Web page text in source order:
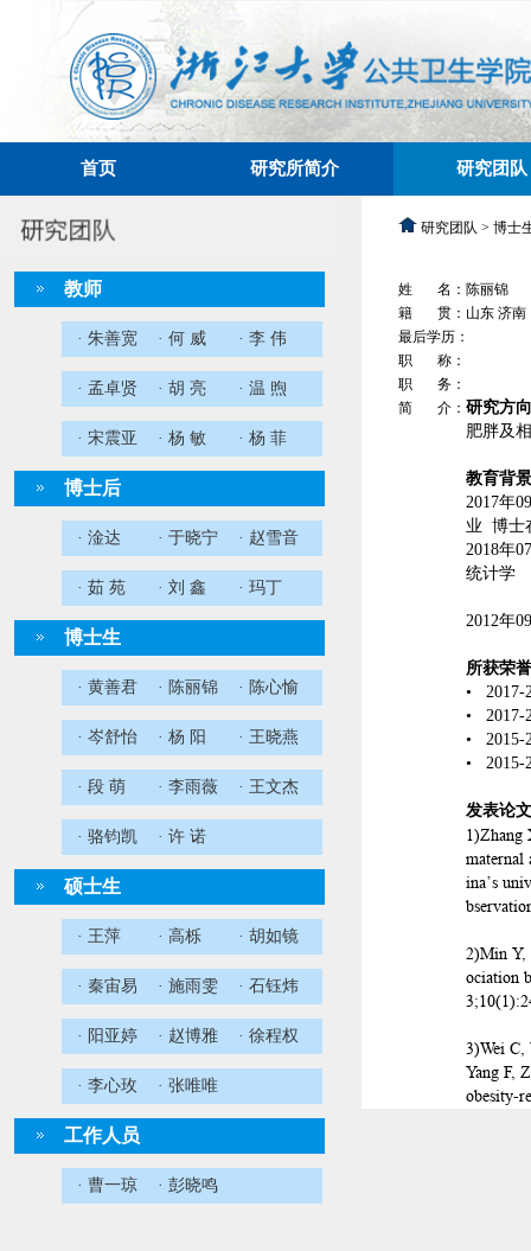
首页 研究所简介 研究团队
教师
· 朱善宽 · 何 威 · 李 伟
· 孟卓贤 · 胡 亮 · 温 煦
· 宋震亚 · 杨 敏 · 杨 菲
博士后
· 淦达 · 于晓宁 · 赵雪音
· 茹 苑 · 刘 鑫 · 玛丁
博士生
· 黄善君 · 陈丽锦 · 陈心愉
· 岑舒怡 · 杨 阳 · 王晓燕
· 段 萌 · 李雨薇 · 王文杰
· 骆钧凯 · 许 诺
硕士生
· 王萍 · 高栎 · 胡如镜
· 秦宙易 · 施雨雯 · 石钰炜
· 阳亚婷 · 赵博雅 · 徐程权
· 李心玫 · 张唯唯
工作人员
· 曹一琼 · 彭晓鸣
研究团队 > 博士
姓 名：陈丽锦
籍 贯：山东 济南
最后学历：
职 称：
职 务：
简 介： 研究方
肥胖及
教育背
2017年
业 博士
2018年
统计学
2012年
所获荣
• 2017-
• 2017-
• 2015-
• 2015-
发表论
1)Zhang
maternal
ina’s
2)Min Y,
ociation
3)Wei C,
Yang F,
obesity-